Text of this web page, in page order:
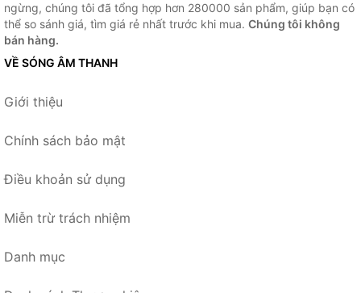
ngừng, chúng tôi đã tổng hợp hơn 280000 sản phẩm, giúp bạn có
thể so sánh giá, tìm giá rẻ nhất trước khi mua. Chúng tôi không
bán hàng.
VỀ SÓNG ÂM THANH
Giới thiệu
Chính sách bảo mật
Điều khoản sử dụng
Miễn trừ trách nhiệm
Danh mục